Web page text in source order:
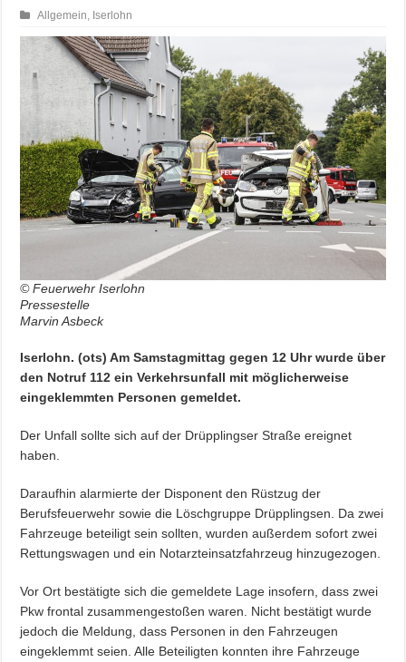
Allgemein Iserlohn
© Feuerwehr Iserlohn
Pressestelle
Marvin Asbeck
Iserlohn. (ots) Am Samstagmittag gegen 12 Uhr wurde über
den Notruf 112 ein Verkehrsunfall mit möglicherweise
eingeklemmten Personen gemeldet.
Der Unfall sollte sich auf der Drüpplingser Straße ereignet
haben.
Daraufhin alarmierte der Disponent den Rüstzug der
Berufsfeuerwehr sowie die Löschgruppe Drüpplingsen. Da zwei
Fahrzeuge beteiligt sein sollten, wurden außerdem sofort zwei
Rettungswagen und ein Notarzteinsatzfahrzeug hinzugezogen.
Vor Ort bestätigte sich die gemeldete Lage insofern, dass zwei
Pkw frontal zusammengestoßen waren. Nicht bestätigt wurde
jedoch die Meldung, dass Personen in den Fahrzeugen
eingeklemmt seien. Alle Beteiligten konnten ihre Fahrzeuge